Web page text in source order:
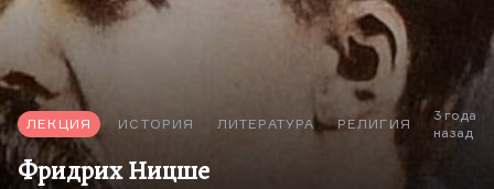
ЛЕКЦИЯ ИСТОРИЯ ЛИТЕРАТУРА РЕЛИГИЯ
3 года
назад
Фридрих Ницше